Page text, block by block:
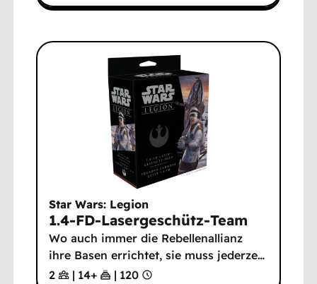
Star Wars: Legion
1.4-FD-Lasergeschütz-Team
Wo auch immer die Rebellenallianz
ihre Basen errichtet, sie muss jederze…
2
| 14+ | 120